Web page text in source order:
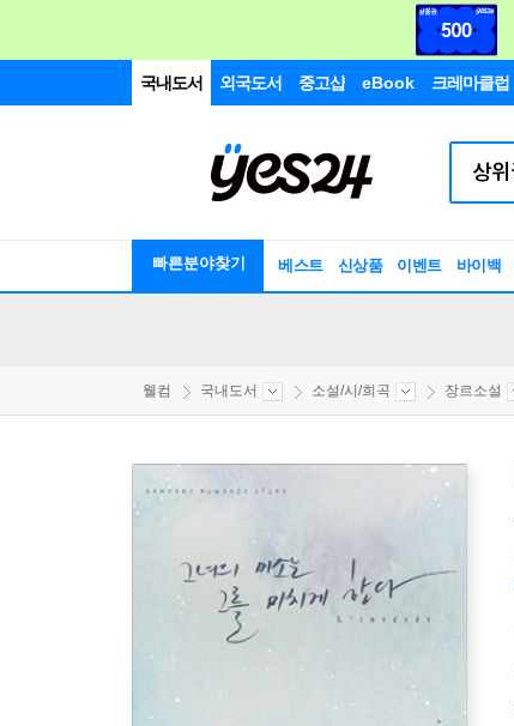
국내도서 외국도서 중고샵 eBook 크레마클럽
빠른분야찾기 베스트 신상품 이벤트 바이백
웰컴 국내도서 소설/시/희곡 장르소설